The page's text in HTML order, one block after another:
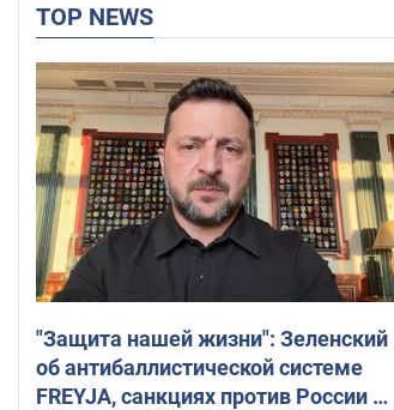
TOP NEWS
"Защита нашей жизни": Зеленский
об антибаллистической системе
FREYJA, санкциях против России и